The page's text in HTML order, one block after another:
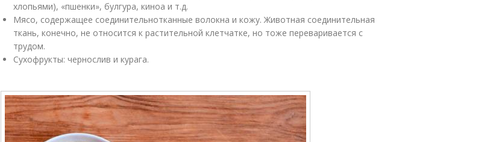
хлопьями), «пшенки», булгура, киноа и т.д.
Мясо, содержащее соединительнотканные волокна и кожу. Животная соединительная
ткань, конечно, не относится к растительной клетчатке, но тоже переваривается с
трудом.
Сухофрукты: чернослив и курага.